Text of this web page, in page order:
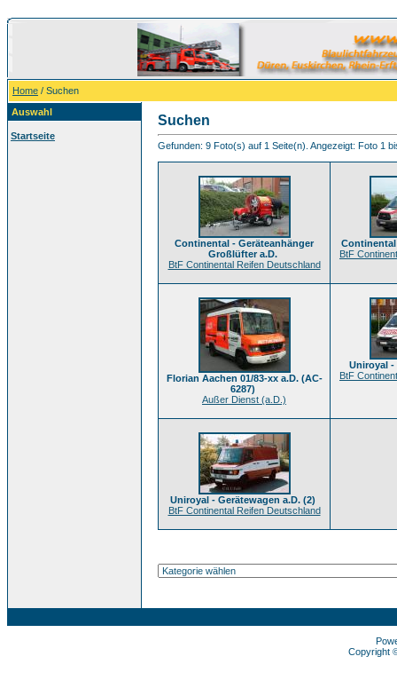
Home / Suchen
Auswahl
Startseite
Suchen
Gefunden: 9 Foto(s) auf 1 Seite(n). Angezeigt: Foto 1
Continental - Geräteanhänger
Großlüfter a.D.
BtF Continental Reifen Deutschland
Continental
BtF
Florian Aachen 01/83-xx a.D. (AC-
6287)
Außer Dienst (a.D.)
Uniroyal -
BtF
Uniroyal - Gerätewagen a.D. (2)
BtF Continental Reifen Deutschland
Copyright